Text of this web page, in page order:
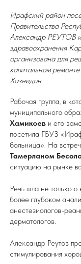
Ирафский район
Правительства
Александр РЕУТОВ и
здравоохранения
организована для
капитальном
Хазнидон.
Рабочая группа, в
муниципального
Хамикоев и его
посетила ГБУЗ
больница». На
Тамерланом
ситуацию на рынке
Речь шла не только
более глубоком
анестезиологов-
дерматологов.
Александр Реутов
стимулирования